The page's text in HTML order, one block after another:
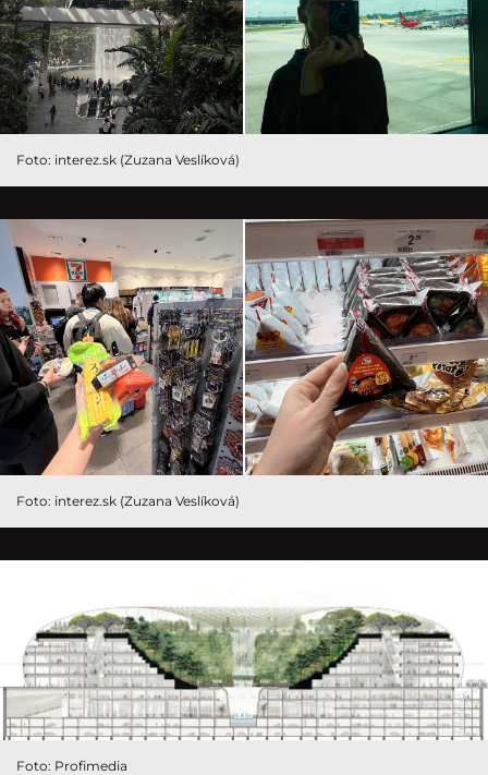
Foto: interez.sk (Zuzana Veslíková)
Foto: interez.sk (Zuzana Veslíková)
Foto: Profimedia